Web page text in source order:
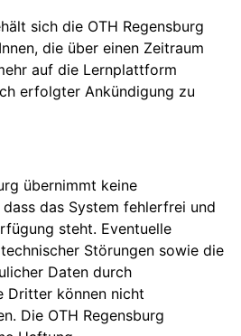
sich die OTH Regensburg
die über einen Zeitraum
auf die Lernplattform
erfolgter Ankündigung zu
übernimmt keine
das System fehlerfrei und
steht. Eventuelle
Störungen sowie die
Daten durch
Dritter können nicht
Die OTH Regensburg